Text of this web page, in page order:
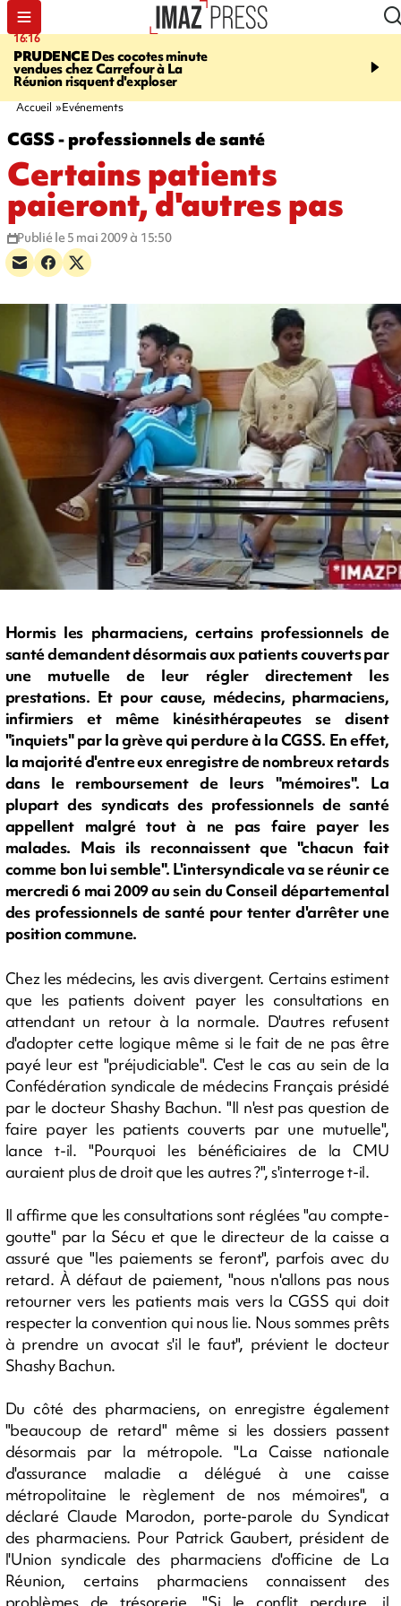
16:16
PRUDENCEDes cocotes minute
vendues chez Carrefour à La
Réunion risquent d'exploser
20:06
l'Asie, mort d'une
Accueil Evénements
CGSS - professionnels de santé
Certains patients
paieront, d'autres pas
Publié le 5 mai 2009 à 15:50
Hormis les pharmaciens, certains professionnels de
santé demandent désormais aux patients couverts par
une mutuelle de leur régler directement les
prestations. Et pour cause, médecins, pharmaciens,
infirmiers et même kinésithérapeutes se disent
"inquiets" par la grève qui perdure à la CGSS. En effet,
la majorité d'entre eux enregistre de nombreux retards
dans le remboursement de leurs "mémoires". La
plupart des syndicats des professionnels de santé
appellent malgré tout à ne pas faire payer les
malades. Mais ils reconnaissent que "chacun fait
comme bon lui semble". L'intersyndicale va se réunir ce
mercredi 6 mai 2009 au sein du Conseil départemental
des professionnels de santé pour tenter d'arrêter une
position commune.
Chez les médecins, les avis divergent. Certains estiment
que les patients doivent payer les consultations en
attendant un retour à la normale. D'autres refusent
d'adopter cette logique même si le fait de ne pas être
payé leur est "préjudiciable". C'est le cas au sein de la
Confédération syndicale de médecins Français présidé
par le docteur Shashy Bachun. "Il n'est pas question de
faire payer les patients couverts par une mutuelle",
lance t-il. "Pourquoi les bénéficiaires de la CMU
auraient plus de droit que les autres ?", s'interroge t-il.
Il affirme que les consultations sont réglées "au compte-
goutte" par la Sécu et que le directeur de la caisse a
assuré que "les paiements se feront", parfois avec du
retard. À défaut de paiement, "nous n'allons pas nous
retourner vers les patients mais vers la CGSS qui doit
respecter la convention qui nous lie. Nous sommes prêts
à prendre un avocat s'il le faut", prévient le docteur
Shashy Bachun.
Du côté des pharmaciens, on enregistre également
"beaucoup de retard" même si les dossiers passent
désormais par la métropole. "La Caisse nationale
d'assurance maladie a délégué à une caisse
métropolitaine le règlement de nos mémoires", a
déclaré Claude Marodon, porte-parole du Syndicat
des pharmaciens. Pour Patrick Gaubert, président de
l'Union syndicale des pharmaciens d'officine de La
Réunion, certains pharmaciens connaissent des
problèmes de trésorerie. "Si le conflit perdure, il